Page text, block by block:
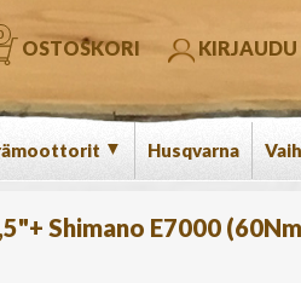
OSTOSKORI KIRJAUDU
▼ Husqvarna
Shimano E7000